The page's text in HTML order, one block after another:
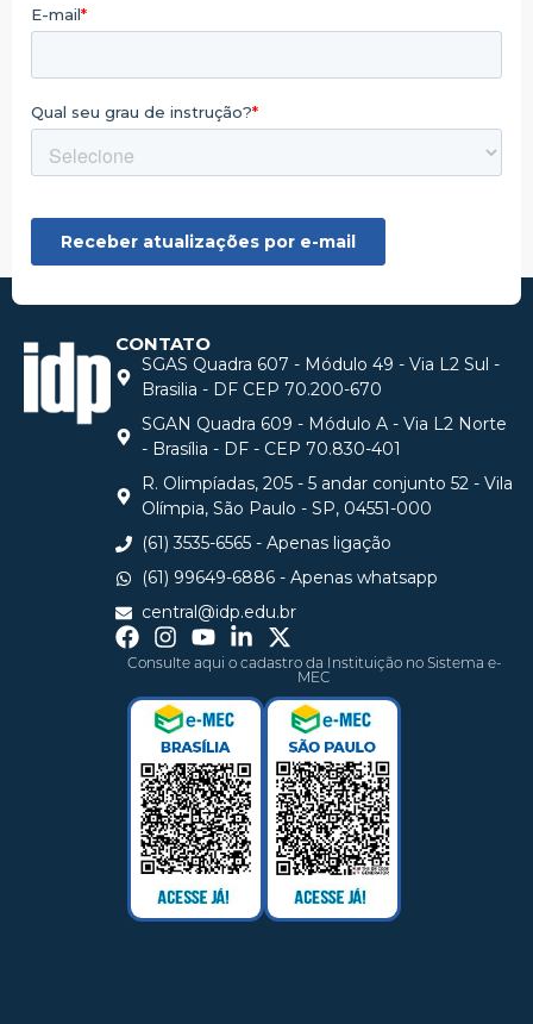
CONTATO
SGAS Quadra 607 - Módulo 49 - Via L2 Sul -
Brasilia - DF CEP 70.200-670
SGAN Quadra 609 - Módulo A - Via L2 Norte
- Brasília - DF - CEP 70.830-401
R. Olimpíadas, 205 - 5 andar conjunto 52 - Vila
Olímpia, São Paulo - SP, 04551-000
(61) 3535-6565 - Apenas ligação
(61) 99649-6886 - Apenas whatsapp
central@idp.edu.br
Consulte aqui o cadastro da Instituição no Sistema e-
MEC